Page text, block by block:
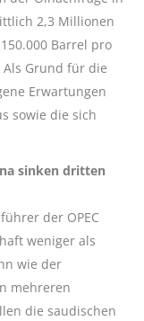
2,3 Millionen
Barrel pro
Grund für die
Erwartungen
sowie die sich
sinken dritten
der OPEC
weniger als
wie der
mehreren
die saudischen